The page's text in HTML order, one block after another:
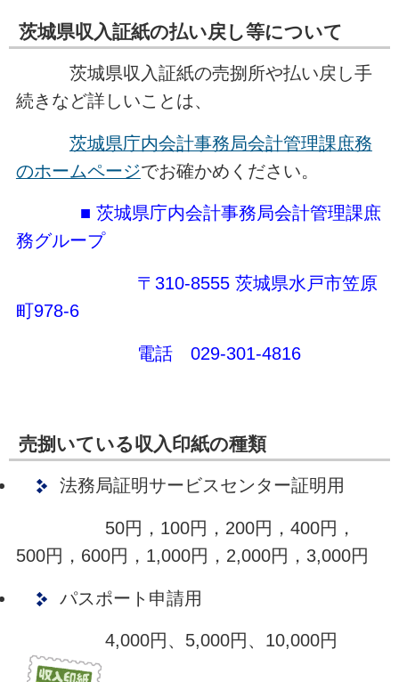
茨城県収入証紙の払い戻し等について
茨城県収入証紙の売捌所や払い戻し手
続きなど詳しいことは、
茨城県庁内会計事務局会計管理課庶務
のホームページでお確かめください。
■ 茨城県庁内会計事務局会計管理課庶
務グループ
〒310-8555 茨城県水戸市笠原
町978-6
電話 029-301-4816
売捌いている収入印紙の種類
法務局証明サービスセンター証明用
50円，100円，200円，400円，
500円，600円，1,000円，2,000円，3,000円
パスポート申請用
4,000円、5,000円、10,000円